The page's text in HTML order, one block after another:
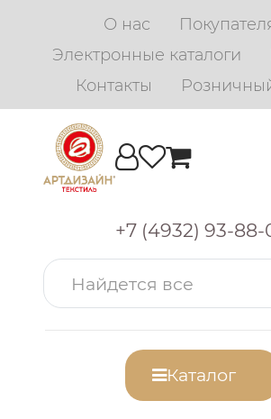
О нас
Электронные каталоги
Контакты
+7 (4932) 93-88-
Каталог